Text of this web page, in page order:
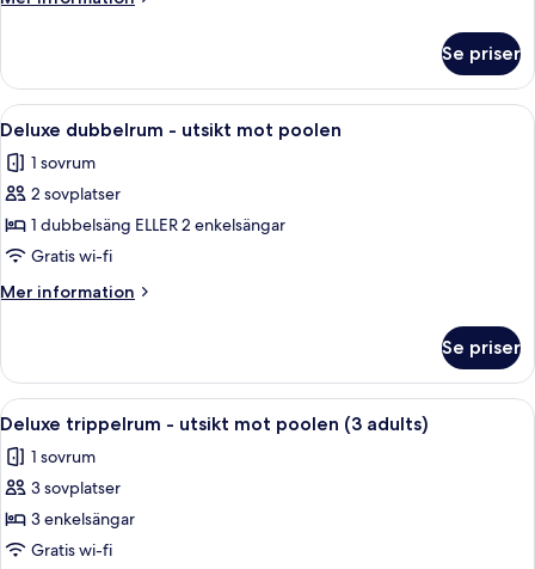
(2
adults
and
2
children)
fyrbäddsrum
utsikt
poolen
(2
and
2
Se priser
Öppna
alla
foton
för
Deluxe
dubbelrum
-
utsikt
poolen
Ett hotellrum med en säng, ett
7
Deluxe dubbelrum - utsikt mot poolen
1 sovrum
2 sovplatser
1 dubbelsäng ELLER 2 enkelsängar
Gratis wi-fi
Mer information
Mer
dubbelrum
utsikt
poolen
Se priser
Öppna
alla
foton
för
Deluxe
trippelrum
Värdeförvaringsskåp på rummet,
4
Deluxe trippelrum - utsikt mot poolen (3 adults)
1 sovrum
3 sovplatser
3 enkelsängar
Gratis wi-fi